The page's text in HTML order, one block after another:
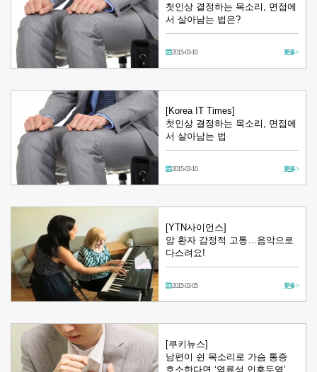
첫인상 결정하는 목소리, 면접에
서 살아남는 법은?
2015-03-10 更多 >
[Korea IT Times]
첫인상 결정하는 목소리, 면접에
서 살아남는 법
2015-03-10 更多 >
[YTN사이언스]
암 환자 감정적 고통…음악으로
다스려요!
2015-03-05 更多 >
[쿠키뉴스]
남편이 쉰 목소리로 가슴 통증
호소한다면 ‘역류성 인후두염’